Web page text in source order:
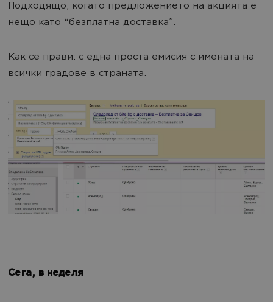
Подходящо, когато предложението на акцията е
нещо като “безплатна доставка”.
Как се прави: с една проста емисия с имената на
всички градове в страната.
Сега, в неделя